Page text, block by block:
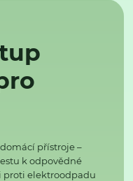
přístroje –
k odpovědné
proti elektroodpadu